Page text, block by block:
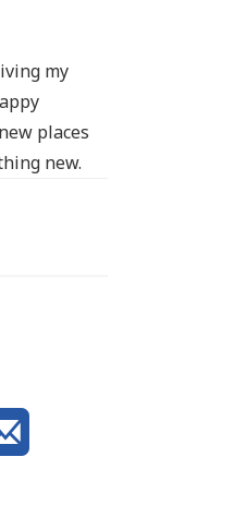
my
places
new.